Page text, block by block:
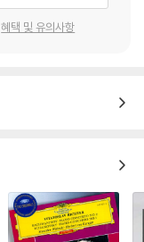
혜택 및 유의사항